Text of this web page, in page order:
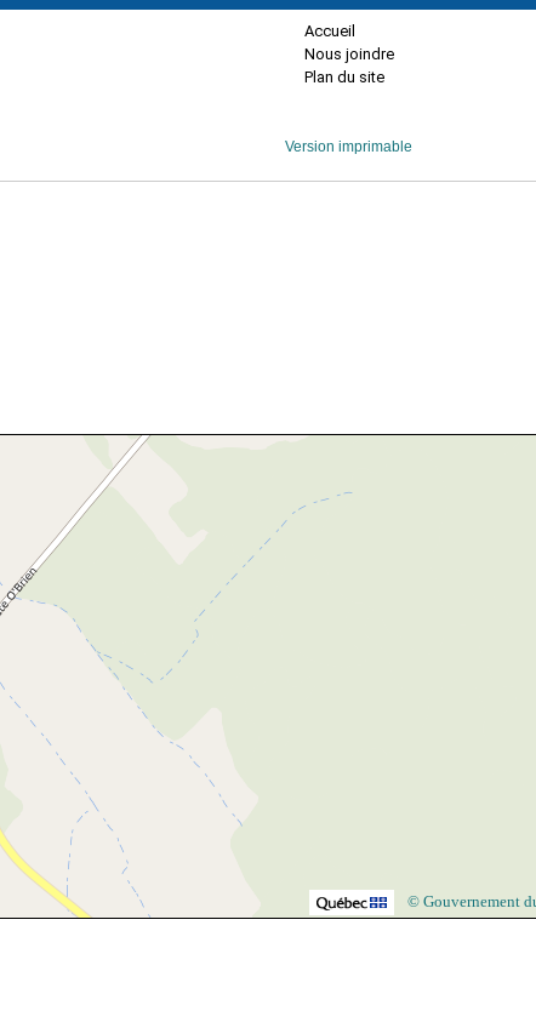
Accueil
Nous joindre
Plan du site
Version imprimable
© Gouvernement